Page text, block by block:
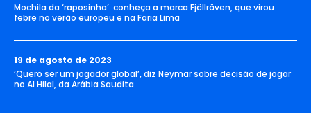
Mochila da ‘raposinha’: conheça a marca Fjällräven, que virou
febre no verão europeu e na Faria Lima
19 de agosto de 2023
‘Quero ser um jogador global’, diz Neymar sobre decisão de jogar
no Al Hilal, da Arábia Saudita